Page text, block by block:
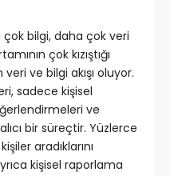
bilgi, daha çok veri
çok kızıştığı
ve bilgi akışı oluyor.
sadece kişisel
ve
bir süreçtir. Yüzlerce
aradıklarını
kişisel raporlama